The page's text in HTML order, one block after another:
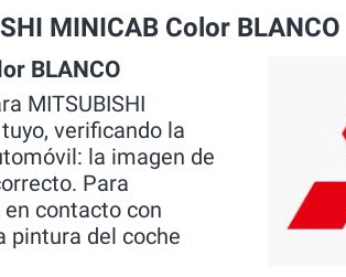
MINICAB Color BLANCO
BLANCO
MITSUBISHI
verificando la
la imagen de
Para
en contacto con
pintura del coche